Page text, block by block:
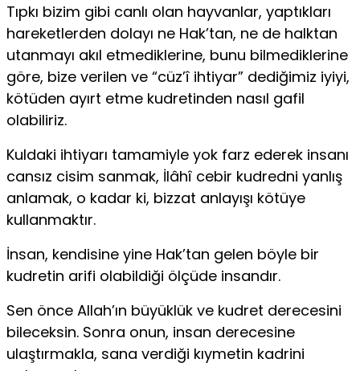
Tıpkı bizim gibi canlı olan hayvanlar, yaptıkları
hareketlerden dolayı ne Hak’tan, ne de halktan
utanmayı akıl etmediklerine, bunu bilmediklerine
göre, bize verilen ve “cüz’î ihtiyar” dediğimiz iyiyi,
kötüden ayırt etme kudretinden nasıl gafil
olabiliriz.
Kuldaki ihtiyarı tamamiyle yok farz ederek insanı
cansız cisim sanmak, İlâhî cebir kudredni yanlış
anlamak, o kadar ki, bizzat anlayışı kötüye
kullanmaktır.
İnsan, kendisine yine Hak’tan gelen böyle bir
kudretin arifi olabildiği ölçüde insandır.
Sen önce Allah’ın büyüklük ve kudret derecesini
bileceksin. Sonra onun, insan derecesine
ulaştırmakla, sana verdiği kıymetin kadrini